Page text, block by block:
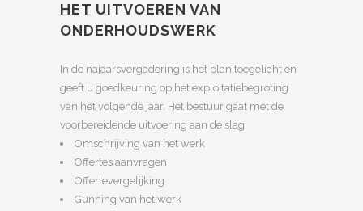
HET UITVOEREN VAN
ONDERHOUDSWERK
In de najaarsvergadering is het plan toegelicht en
geeft u goedkeuring op het exploitatiebegroting
van het volgende jaar. Het bestuur gaat met de
voorbereidende uitvoering aan de slag:
Omschrijving van het werk
Offertes aanvragen
Offertevergelijking
Gunning van het werk